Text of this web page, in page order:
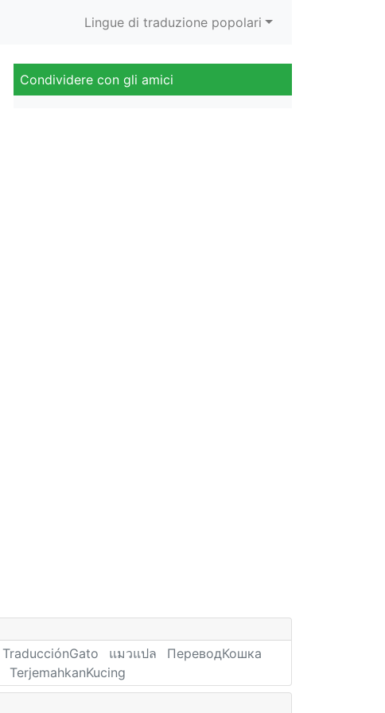
Lingue di traduzione popolari
Condividere con gli amici
TraducciónGato แมวแปล
ПереводКошка
TerjemahkanKucing